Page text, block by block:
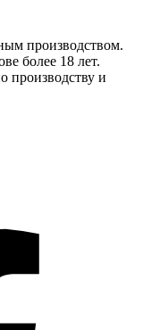
производством.
более 18 лет.
производству и